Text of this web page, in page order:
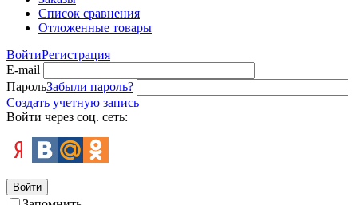
Список сравнения
Отложенные товары
ВойтиРегистрация
E-mail
ПарольЗабыли пароль?
Создать учетную запись
Войти через соц. сеть:
Войти